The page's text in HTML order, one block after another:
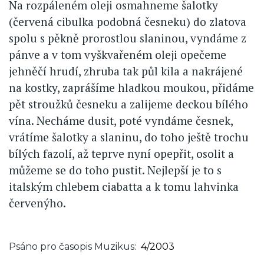
Na rozpáleném oleji osmahneme šalotky
(červená cibulka podobná česneku) do zlatova
spolu s pěkně prorostlou slaninou, vyndáme z
pánve a v tom vyškvařeném oleji opečeme
jehněčí hrudí, zhruba tak půl kila a nakrájené
na kostky, zaprášíme hladkou moukou, přidáme
pět stroužků česneku a zalijeme deckou bílého
vína. Necháme dusit, poté vyndáme česnek,
vrátíme šalotky a slaninu, do toho ještě trochu
bílých fazolí, až teprve nyní opepřit, osolit a
můžeme se do toho pustit. Nejlepší je to s
italským chlebem ciabatta a k tomu lahvinka
červenýho.
Psáno pro časopis Muzikus 4/2003